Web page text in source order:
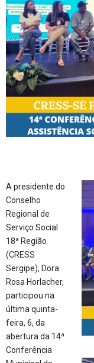
A presidente do
Conselho
Regional de
Serviço Social
18ª Região
(CRESS
Sergipe), Dora
Rosa Horlacher,
participou na
última quinta-
feira, 6, da
abertura da 14ª
Conferência